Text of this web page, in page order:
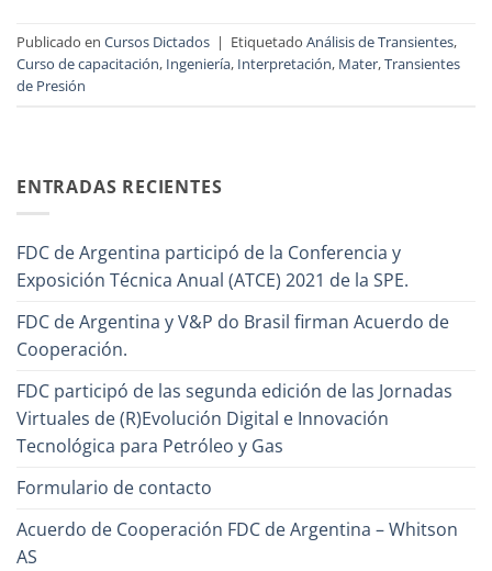
Publicado en Cursos Dictados | Etiquetado Análisis de Transientes,
Curso de capacitación, Ingeniería, Interpretación, Mater,Transientes
de Presión
ENTRADAS RECIENTES
FDC de Argentina participó de la Conferencia y
Exposición Técnica Anual (ATCE) 2021 de la SPE.
FDC de Argentina y V&P do Brasil firman Acuerdo de
Cooperación.
FDC participó de las segunda edición de las Jornadas
Virtuales de (R)Evolución Digital e Innovación
Tecnológica para Petróleo y Gas
Formulario de contacto
Acuerdo de Cooperación FDC de Argentina – Whitson
AS